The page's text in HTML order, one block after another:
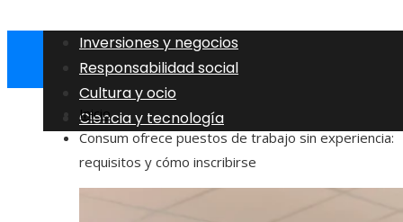
Inversiones y negocios
Responsabilidad social
Cultura y ocio
Ciencia y tecnología
Inicio
Consum ofrece puestos de trabajo sin experiencia:
requisitos y cómo inscribirse